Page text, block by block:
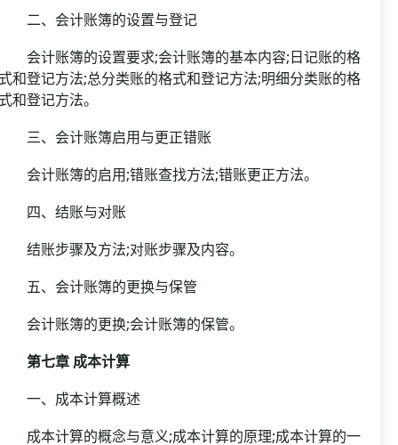
、会计账簿的设置与登记
计账簿的设置要求;会计账簿的基本内容;日记账的格
和登记方法;总分类账的格式和登记方法;明细分类账的格
和登记方法。
、会计账簿启用与更正错账
计账簿的启用;错账查找方法;错账更正方法。
、结账与对账
账步骤及方法;对账步骤及内容。
、会计账簿的更换与保管
计账簿的更换;会计账簿的保管。
第七章 成本计算
、成本计算概述
本计算的概念与意义;成本计算的原理;成本计算的一